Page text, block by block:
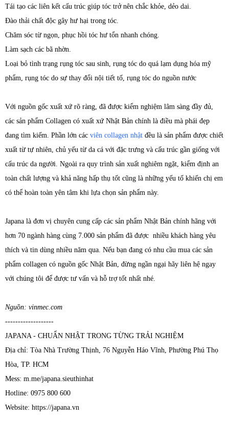
Tái tạo các liên kết cấu trúc giúp tóc trở nên chắc khỏe, dẻo dai.
Đào thải chất độc gây hư hại trong tóc.
Chăm sóc từ ngọn, phục hồi tóc hư tổn nhanh chóng.
Làm sạch các bã nhờn.
Loại bỏ tình trạng rụng tóc sau sinh, rụng tóc do quá lạm dụng hóa mỹ
phẩm, rụng tóc do sự thay đổi nội tiết tố, rụng tóc do nguồn nước
Với nguồn gốc xuất xứ rõ ràng, đã được kiểm nghiệm lâm sàng đầy đủ,
các sản phẩm Collagen có xuất xứ Nhật Bản chính là điều mà phái đẹp
đang tìm kiếm. Phần lớn các viên collagen nhật đều là sản phẩm được chiết
xuất từ tự nhiên, chủ yếu từ da cá với đặc trưng và cấu trúc gần giống với
cấu trúc da người. Ngoài ra quy trình sản xuất nghiêm ngặt, kiểm định an
toàn chất lượng và khả năng hấp thụ tốt cũng là những yếu tố khiến chị em
có thể hoàn toàn yên tâm khi lựa chọn sản phẩm này.
Japana là đơn vị chuyên cung cấp các sản phẩm Nhật Bản chính hãng với
hơn 70 ngành hàng cùng 7.000 sản phẩm đã được nhiều khách hàng yêu
thích và tin dùng nhiều năm qua. Nếu bạn đang có nhu cầu mua các sản
phẩm collagen có nguồn gốc Nhật Bản, đừng ngần ngại hãy liên hệ ngay
với chúng tôi để được tư vấn và hỗ trợ tốt nhất nhé.
Nguồn: vinmec.com
-------------------
JAPANA - CHUẨN NHẬT TRONG TỪNG TRẢI NGHIỆM
Địa chỉ: Tòa Nhà Trường Thịnh, 76 Nguyễn Háo Vĩnh, Phường Phú Thọ
Hòa, TP. HCM
Mess: m.me/japana.sieuthinhat
Hotline: 0975 800 600
Website: https://japana.vn